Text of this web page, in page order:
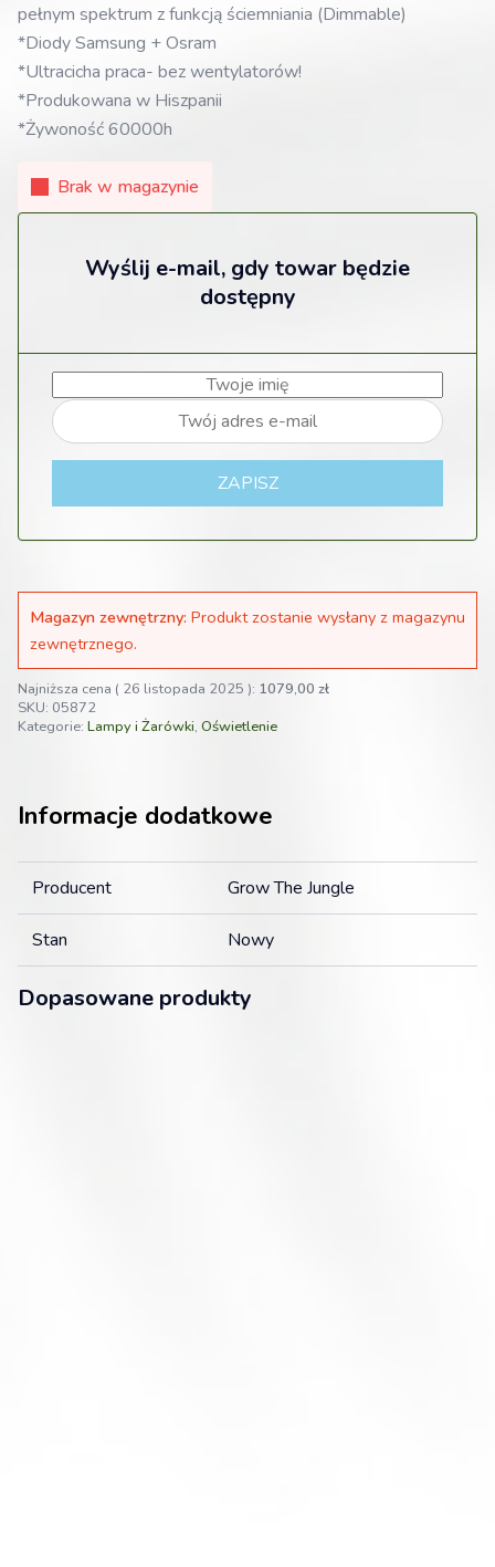
pełnym spektrum z funkcją ściemniania (Dimmable)
*Diody Samsung + Osram
*Ultracicha praca- bez wentylatorów!
*Produkowana w Hiszpanii
*Żywoność 60000h
Brak w magazynie
Wyślij e-mail, gdy towar będzie
dostępny
ZAPISZ
Magazyn zewnętrzny: Produkt zostanie wysłany z magazynu
zewnętrznego.
Najniższa cena ( 26 listopada 2025 ): 1079,00 zł
SKU: 05872
Kategorie: Lampy i Żarówki, Oświetlenie
Informacje dodatkowe
Producent Grow The Jungle
Stan Nowy
Dopasowane produkty